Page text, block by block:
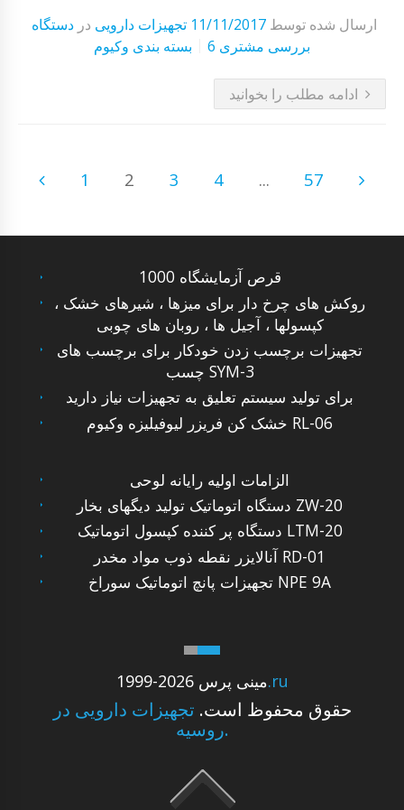
ارسال شده توسط11/11/2017 تجهیزات دارویی دردستگاه
بسته بندی وکیوم
6 بررسی مشتری
ادامه مطلب را بخوانید
1 2 3 4 ... 57
قرص آزمایشگاه 1000
روکش های چرخ دار برای میزها ، شیرهای خشک ،
کپسولها ، آجیل ها ، روبان های چوبی
تجهیزات برچسب زدن خودکار برای برچسب های
چسب SYM-3
برای تولید سیستم تعلیق به تجهیزات نیاز دارید
خشک کن فریزر لیوفیلیزه وکیوم RL-06
1999-2026 مینی پرس.ru
حقوق محفوظ است. تجهیزات دارویی در
روسیه.
الزامات اولیه رایانه لوحی
دستگاه اتوماتیک تولید دیگهای بخار ZW-20
دستگاه پر کننده کپسول اتوماتیک LTM-20
آنالایزر نقطه ذوب مواد مخدر RD-01
تجهیزات پانچ اتوماتیک سوراخ NPE 9A